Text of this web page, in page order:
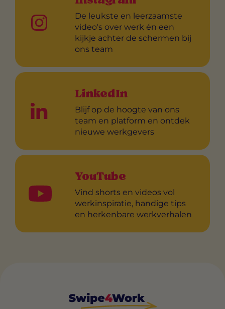
De leukste en leerzaamste
video's over werk én een
kijkje achter de schermen bij
ons team
LinkedIn
Blijf op de hoogte van ons
team en platform en ontdek
nieuwe werkgevers
YouTube
Vind shorts en videos vol
werkinspiratie, handige tips
en herkenbare werkverhalen